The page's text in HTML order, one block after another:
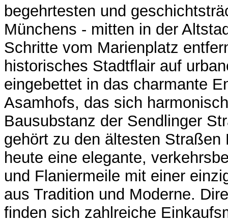
begehrtesten und
Münchens - mitten in der
Schritte vom Marienplatz
historisches Stadtflair auf
eingebettet in das charmante
Asamhofs, das sich
Bausubstanz der Sendlinger
gehört zu den ältesten Straßen
heute eine elegante,
und Flaniermeile mit einer
aus Tradition und Moderne.
finden sich zahlreiche